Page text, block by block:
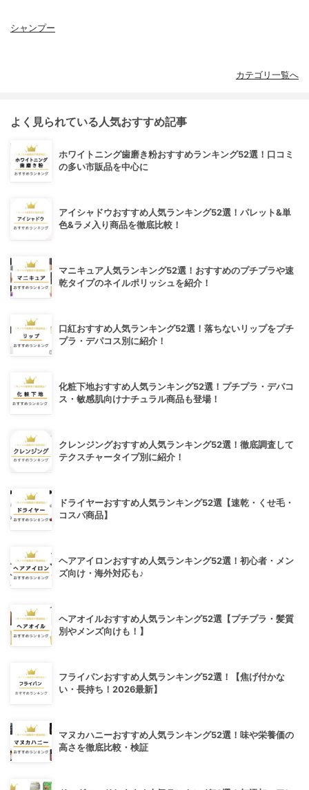
シャンプー
カテゴリ一覧へ
よく見られている人気おすすめ記事
ホワイトニング歯磨き粉おすすめランキング52選！口コミ
の多い市販品を中心に
アイシャドウおすすめ人気ランキング52選！パレット&単
色&ラメ入り商品を徹底比較！
マニキュア人気ランキング52選！おすすめのプチプラや速
乾タイプのネイルポリッシュを紹介！
口紅おすすめ人気ランキング52選！落ちないリップをプチ
プラ・デパコス別に紹介！
化粧下地おすすめ人気ランキング52選！プチプラ・デパコ
ス・敏感肌向けナチュラル商品も登場！
クレンジングおすすめ人気ランキング52選！徹底調査して
テクスチャータイプ別に紹介！
ドライヤーおすすめ人気ランキング52選【速乾・くせ毛・
コスパ商品】
ヘアアイロンおすすめ人気ランキング52選！初心者・メン
ズ向け・海外対応も♪
ヘアオイルおすすめ人気ランキング52選【プチプラ・髪質
別やメンズ向けも！】
フライパンおすすめ人気ランキング52選！【焦げ付かな
い・長持ち！2026最新】
マヌカハニーおすすめ人気ランキング52選！味や栄養価の
高さを徹底比較・検証